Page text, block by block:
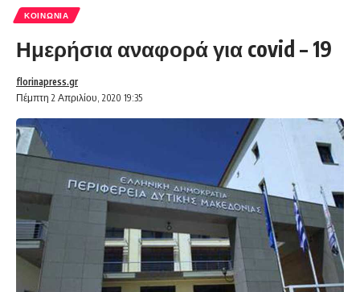
ΚΟΙΝΩΝΊΑ
Ημερήσια αναφορά για covid – 19
Πέμπτη 2 Απριλίου, 2020 19:35
florinapress.gr